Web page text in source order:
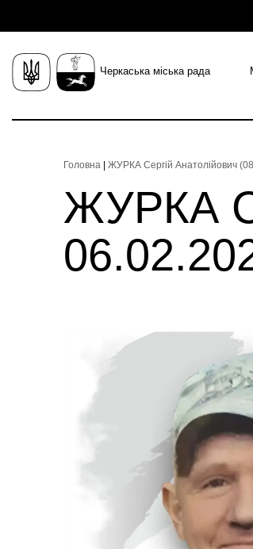
Черкаська міська рада
Головна ЖУРКА Сергій Анатолійович
ЖУРКА